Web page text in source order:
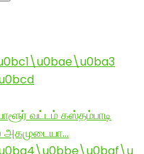
வட்டம் கஸ்தம்பாடி
அகமுடையா…